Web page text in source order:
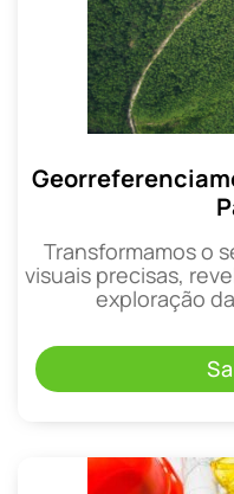
Transformamos o
visuais precisas,
exploração